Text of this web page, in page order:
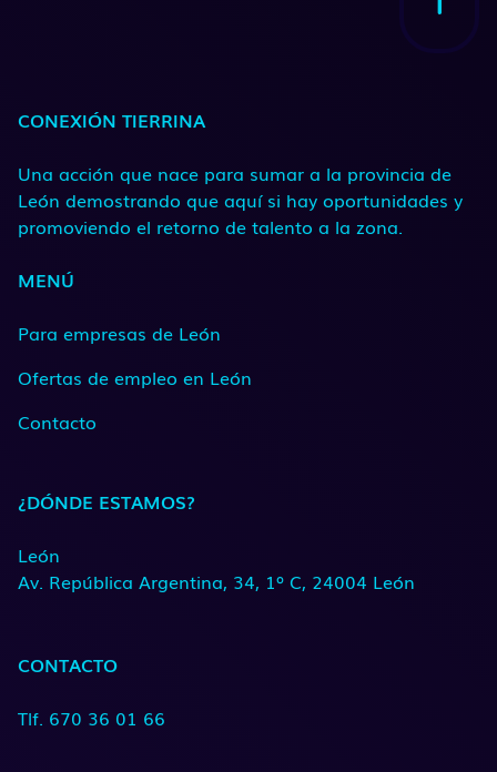
CONEXIÓN TIERRINA
Una acción que nace para sumar a la provincia de
León demostrando que aquí si hay oportunidades y
promoviendo el retorno de talento a la zona.
MENÚ
Para empresas de León
Ofertas de empleo en León
Contacto
¿DÓNDE ESTAMOS?
León
Av. República Argentina, 34, 1º C, 24004 León
CONTACTO
Tlf. 670 36 01 66